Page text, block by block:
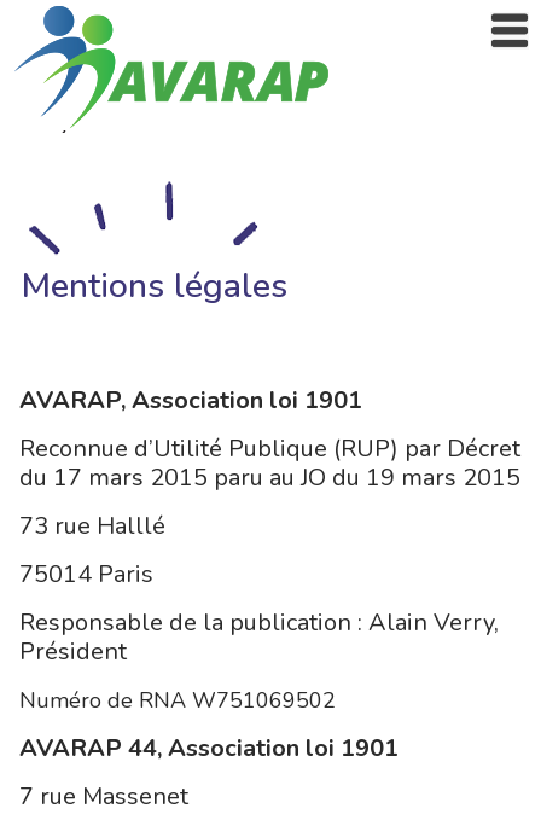
Mentions légales
AVARAP, Association loi 1901
Reconnue d’Utilité Publique (RUP) par Décret
du 17 mars 2015 paru au JO du 19 mars 2015
73 rue Halllé
75014 Paris
Responsable de la publication : Alain Verry,
Président
Numéro de RNA W751069502
AVARAP 44, Association loi 1901
7 rue Massenet